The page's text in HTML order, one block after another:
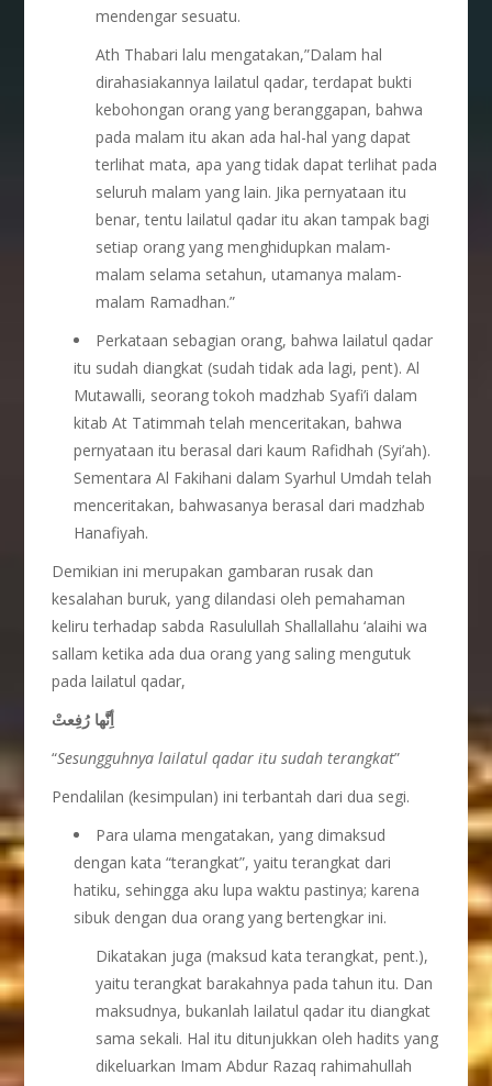
mendengar sesuatu.
Ath Thabari lalu mengatakan,”Dalam hal
dirahasiakannya lailatul qadar, terdapat bukti
kebohongan orang yang beranggapan, bahwa
pada malam itu akan ada hal-hal yang dapat
terlihat mata, apa yang tidak dapat terlihat pada
seluruh malam yang lain. Jika pernyataan itu
benar, tentu lailatul qadar itu akan tampak bagi
setiap orang yang menghidupkan malam-
malam selama setahun, utamanya malam-
malam Ramadhan.”
Perkataan sebagian orang, bahwa lailatul qadar
itu sudah diangkat (sudah tidak ada lagi, pent). Al
Mutawalli, seorang tokoh madzhab Syafi’i dalam
kitab At Tatimmah telah menceritakan, bahwa
pernyataan itu berasal dari kaum Rafidhah (Syi’ah).
Sementara Al Fakihani dalam Syarhul Umdah telah
menceritakan, bahwasanya berasal dari madzhab
Hanafiyah.
Demikian ini merupakan gambaran rusak dan
kesalahan buruk, yang dilandasi oleh pemahaman
keliru terhadap sabda Rasulullah Shallallahu ‘alaihi wa
sallam ketika ada dua orang yang saling mengutuk
pada lailatul qadar,
أِنَّّها رُفِعتْ
“Sesungguhnya lailatul qadar itu sudah terangkat”
Pendalilan (kesimpulan) ini terbantah dari dua segi.
Para ulama mengatakan, yang dimaksud
dengan kata “terangkat”, yaitu terangkat dari
hatiku, sehingga aku lupa waktu pastinya; karena
sibuk dengan dua orang yang bertengkar ini.
Dikatakan juga (maksud kata terangkat, pent.),
yaitu terangkat barakahnya pada tahun itu. Dan
maksudnya, bukanlah lailatul qadar itu diangkat
sama sekali. Hal itu ditunjukkan oleh hadits yang
dikeluarkan Imam Abdur Razaq rahimahullah